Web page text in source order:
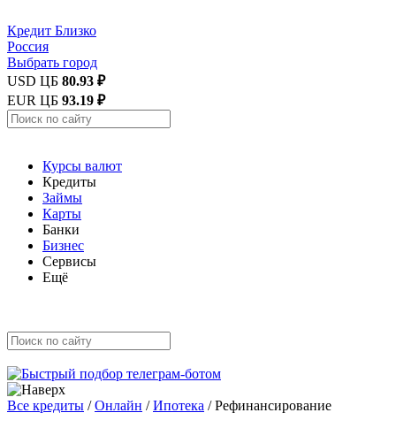
Кредит Близко
Россия
Выбрать город
USD ЦБ 80.93 ₽
EUR ЦБ 93.19 ₽
Курсы валют
Кредиты
Займы
Карты
Банки
Бизнес
Сервисы
Ещё
Все кредиты /Онлайн /Ипотека /Рефинансирование